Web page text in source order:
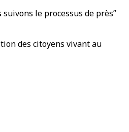
le processus de près”
des citoyens vivant au